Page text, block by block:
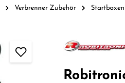
Verbrenner Zubehör Startboxen